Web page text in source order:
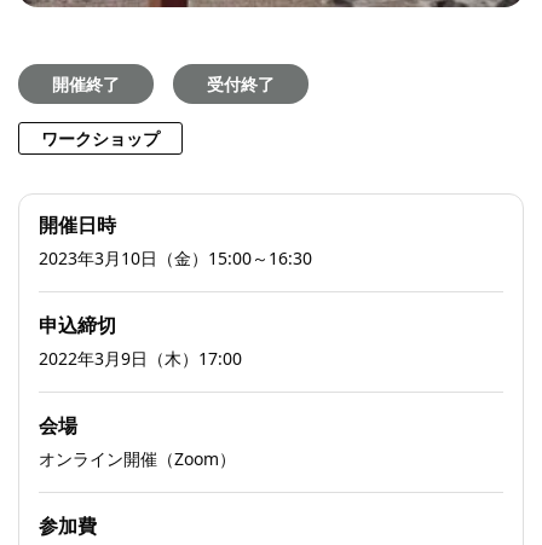
開催終了 受付終了
ワークショップ
開催日時
2023年3月10日（金）15:00～16:30
申込締切
2022年3月9日（木）17:00
会場
オンライン開催（Zoom）
参加費